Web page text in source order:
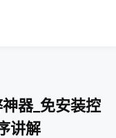
器_免安装控
讲解